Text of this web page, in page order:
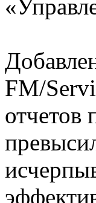
FM/
отчетов